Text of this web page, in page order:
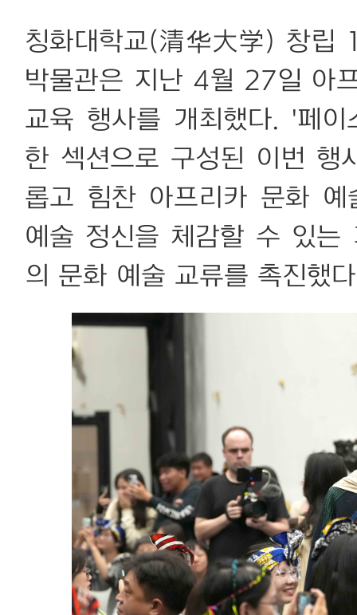
칭화대학교(清华大学) 창립
박물관은 지난 4월 27일 아
교육 행사를 개최했다. '페
한 섹션으로 구성된 이번 행
롭고 힘찬 아프리카 문화 예
예술 정신을 체감할 수 있는
의 문화 예술 교류를 촉진했